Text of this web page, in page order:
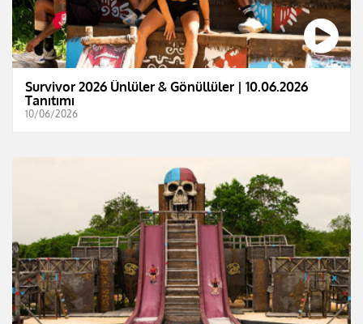
Survivor 2026 Ünlüler & Gönüllüler | 10.06.2026
Tanıtımı
10/06/2026